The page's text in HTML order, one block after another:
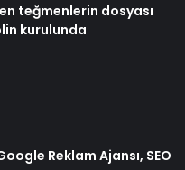
teğmenlerin dosyası
kurulunda
Reklam Ajansı, SEO